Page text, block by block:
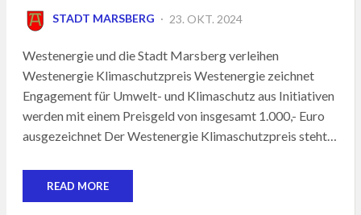
STADT MARSBERG
POSTED
23. OKT. 2024
Westenergie und die Stadt Marsberg verleihen
Westenergie Klimaschutzpreis Westenergie zeichnet
Engagement für Umwelt- und Klimaschutz aus Initiativen
werden mit einem Preisgeld von insgesamt 1.000,- Euro
ausgezeichnet Der Westenergie Klimaschutzpreis steht…
READ MORE